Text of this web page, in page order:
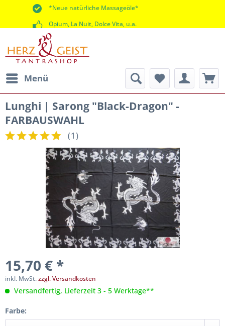
*Neue natürliche Massageöle*
Opium, La Nuit, Dolce Vita, u.a.
*60 Tage Rückgaberecht*
Menü
Lunghi | Sarong "Black-Dragon" -
FARBAUSWAHL
(1)
15,70 € *
inkl. MwSt.zzgl. Versandkosten
Versandfertig, Lieferzeit 3 - 5 Werktage**
Farbe: